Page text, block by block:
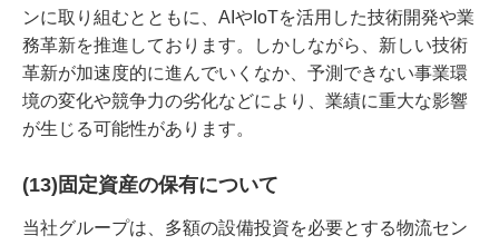
ンに取り組むとともに、AIやIoTを活用した技術開発や業
務革新を推進しております。しかしながら、新しい技術
革新が加速度的に進んでいくなか、予測できない事業環
境の変化や競争力の劣化などにより、業績に重大な影響
が生じる可能性があります。
(13)固定資産の保有について
当社グループは、多額の設備投資を必要とする物流セン